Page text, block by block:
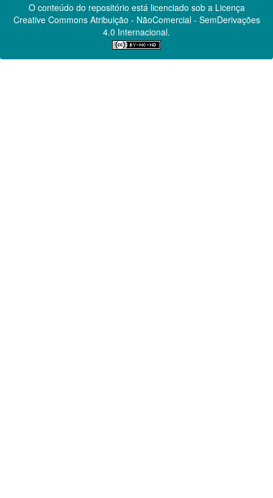
O conteúdo do repositório está licenciado sob a Licença
Creative CommonsAtribuição - NãoComercial - SemDerivações
4.0 Internacional.